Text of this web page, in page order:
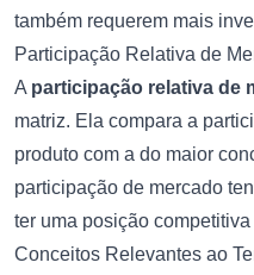
também requerem mais
Participação Relativa de
A participação relativa de
matriz. Ela compara a
produto com a do maior
participação de mercado
ter uma posição competitiva
Conceitos Relevantes ao